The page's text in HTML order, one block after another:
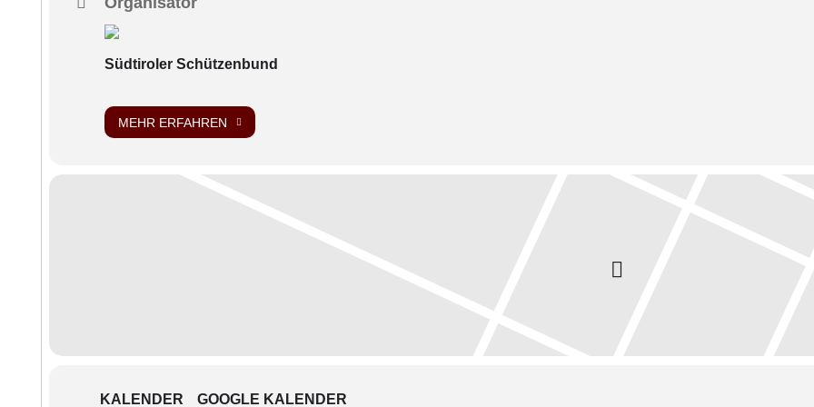
17.30 Uhr: Beginn der Bundesversammlung im Waltherhaus.
Die Teilnahmeist für jede Mitgliedskompanie- bzw. kapelle sowie für alle Delegierten des
fehlenden Kompanien und BA-Delegierten ihres Bezirkes dem Adjutanten des LKdt. für den
Günstige Parkmöglichkeit: Parkhaus Bozen-Zentrum.
Südtiroler Schützenbund
MEHR ERFAHREN
KALENDER GOOGLE KALENDER